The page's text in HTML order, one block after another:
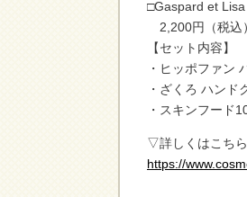
□Gaspard et
2,200円（税込
【セット内容】
・ヒッポファン
・ざくろ ハン
・スキンフード
▽詳しくはこち
https://